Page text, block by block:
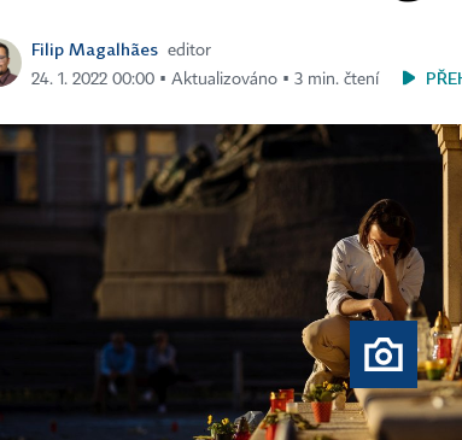
Filip Magalhães editor
24. 1. 2022 00:00 ▪ Aktualizováno ▪ 3 min. čtení